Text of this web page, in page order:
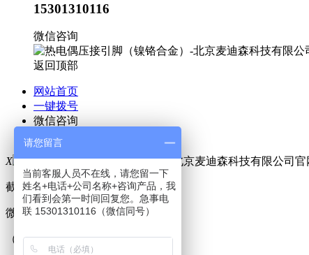
15301310116
微信咨询
返回顶部
网站首页
一键拨号
微信咨询
联系我们
X
截屏，微信识别二维码
微信号：15301310116
（点击微信号复制，添加好友）
请您留言
当前客服人员不在线，请您留一下
姓名+电话+公司名称+咨询产品，我
们看到会第一时间回复您。急事电
联 15301310116（微信同号）